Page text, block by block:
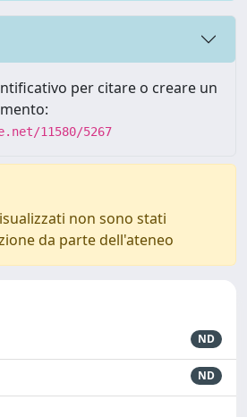
per citare o creare un
11580/5267
non sono stati
da parte dell'ateneo
ND
ND